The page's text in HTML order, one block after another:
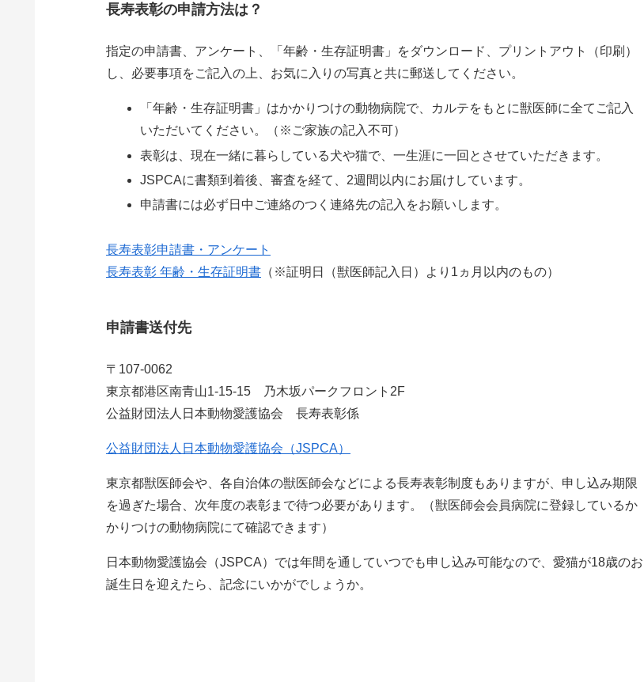
長寿表彰の申請方法は？
指定の申請書、アンケート、「年齢・生存証明書」をダウンロード、プリントアウト（印刷）
し、必要事項をご記入の上、お気に入りの写真と共に郵送してください。
「年齢・生存証明書」はかかりつけの動物病院で、カルテをもとに獣医師に全てご記入
いただいてください。（※ご家族の記入不可）
表彰は、現在一緒に暮らしている犬や猫で、一生涯に一回とさせていただきます。
JSPCAに書類到着後、審査を経て、2週間以内にお届けしています。
申請書には必ず日中ご連絡のつく連絡先の記入をお願いします。
長寿表彰申請書・アンケート
長寿表彰 年齢・生存証明書 （※証明日（獣医師記入日）より1ヵ月以内のもの）
申請書送付先
〒107-0062
東京都港区南青山1-15-15 乃木坂パークフロント2F
公益財団法人日本動物愛護協会 長寿表彰係
公益財団法人日本動物愛護協会（JSPCA）
東京都獣医師会や、各自治体の獣医師会などによる長寿表彰制度もありますが、申し込み期限
を過ぎた場合、次年度の表彰まで待つ必要があります。（獣医師会会員病院に登録しているか
かりつけの動物病院にて確認できます）
日本動物愛護協会（JSPCA）では年間を通していつでも申し込み可能なので、愛猫が18歳のお
誕生日を迎えたら、記念にいかがでしょうか。